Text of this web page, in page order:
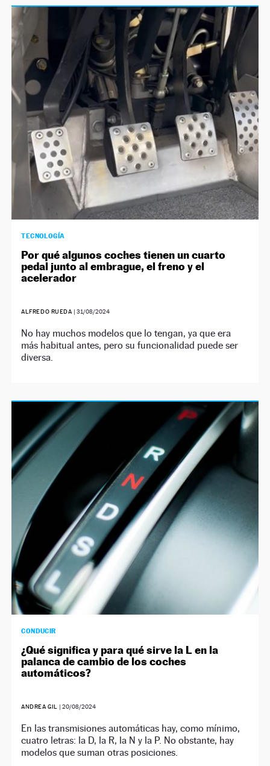
TECNOLOGÍA
Por qué algunos coches tienen un cuarto
pedal junto al embrague, el freno y el
acelerador
ALFREDO RUEDA | 31/08/2024
No hay muchos modelos que lo tengan, ya que era
más habitual antes, pero su funcionalidad puede ser
diversa.
CONDUCIR
¿Qué significa y para qué sirve la L en la
palanca de cambio de los coches
automáticos?
ANDREA GIL | 20/08/2024
En las transmisiones automáticas hay, como mínimo,
cuatro letras: la D, la R, la N y la P. No obstante, hay
modelos que suman otras posiciones.